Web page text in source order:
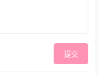
提交